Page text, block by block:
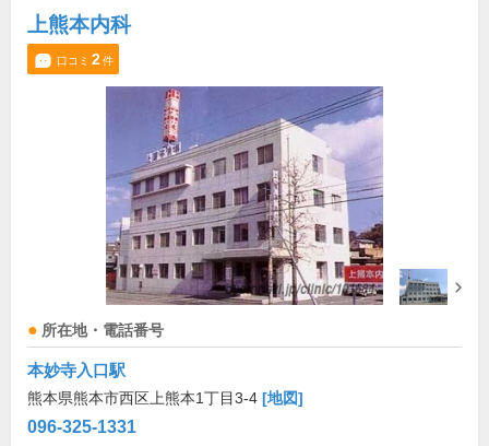
上熊本内科
口コミ 2件
所在地・電話番号
本妙寺入口駅
熊本県熊本市西区上熊本1丁目3-4 [地図]
096-325-1331